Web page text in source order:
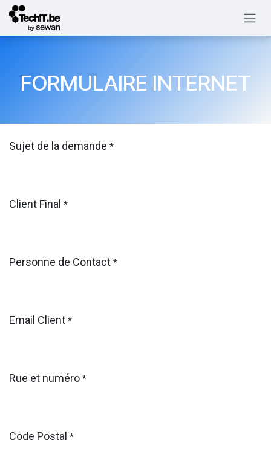
Skip to Content
FORMULAIRE INTERNET
Sujet de la demande *
Client Final *
Personne de Contact *
Email Client *
Rue et numéro *
Code Postal *